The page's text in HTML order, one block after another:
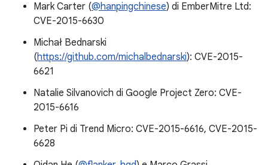
Mark Carter (@hanpingchinese) di EmberMitre Ltd:
CVE-2015-6630
Michał Bednarski
(https://github.com/michalbednarski): CVE-2015-
6621
Natalie Silvanovich di Google Project Zero: CVE-
2015-6616
Peter Pi di Trend Micro: CVE-2015-6616, CVE-2015-
6628